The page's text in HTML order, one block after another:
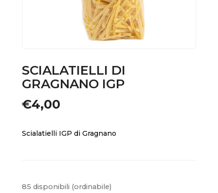
SCIALATIELLI DI
GRAGNANO IGP
€4,00
Scialatielli IGP di Gragnano
85 disponibili (ordinabile)